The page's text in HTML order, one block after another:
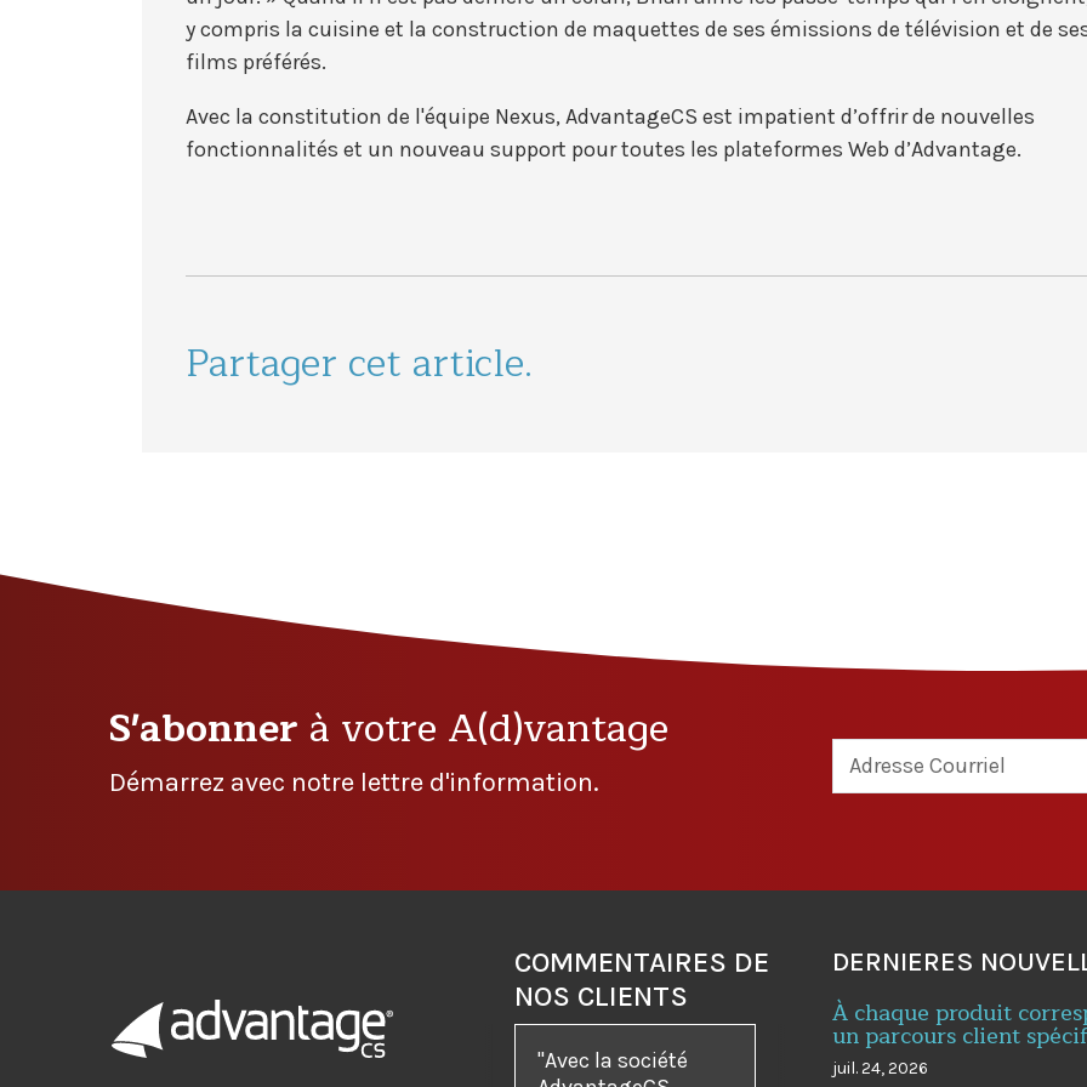
y compris la cuisine et la construction de maquettes de ses émissions de télévision et de
films préférés.
Avec la constitution de l'équipe Nexus, AdvantageCS est impatient d’offrir de nouvelles
fonctionnalités et un nouveau support pour toutes les plateformes Web d’Advantage.
Partager cet article.
S'abonner à votre A(d)vantage
Démarrez avec notre lettre d'information.
COMMENTAIRES DE
NOS CLIENTS
"Avec la société
DERNIERES
À chaque produit
un parcours client
juil. 24, 2026